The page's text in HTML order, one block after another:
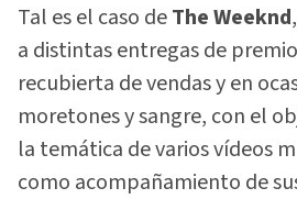
Tal es el caso deThe Weeknd
a distintas entregas de
recubierta de vendas y en
moretones y sangre, con el
la temática de varios vídeos
como acompañamiento de